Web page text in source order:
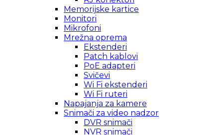
Memorijske kartice
Monitori
Mikrofoni
Mrežna oprema
Ekstenderi
Patch kablovi
PoE adapteri
Svičevi
Wi Fi ekstenderi
Wi Fi ruteri
Napajanja za kamere
Snimači za video nadzor
DVR snimači
NVR snimači